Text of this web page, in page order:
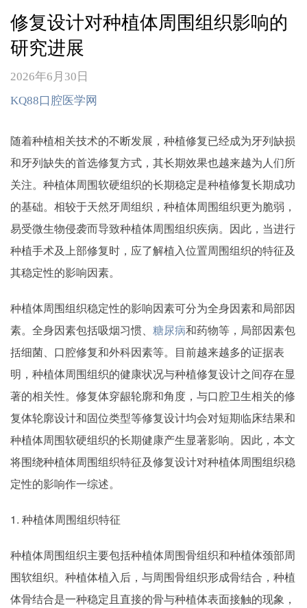
修复设计对种植体周围组织影响的
研究进展
2026年6月30日
KQ88口腔医学网
随着种植相关技术的不断发展，种植修复已经成为牙列缺损
和牙列缺失的首选修复方式，其长期效果也越来越为人们所
关注。种植体周围软硬组织的长期稳定是种植修复长期成功
的基础。相较于天然牙周组织，种植体周围组织更为脆弱，
易受微生物侵袭而导致种植体周围组织疾病。因此，当进行
种植手术及上部修复时，应了解植入位置周围组织的特征及
其稳定性的影响因素。
种植体周围组织稳定性的影响因素可分为全身因素和局部因
素。全身因素包括吸烟习惯、 糖尿病和药物等，局部因素包
括细菌、口腔修复和外科因素等。目前越来越多的证据表
明，种植体周围组织的健康状况与种植修复设计之间存在显
著的相关性。修复体穿龈轮廓和角度，与口腔卫生相关的修
复体轮廓设计和固位类型等修复设计均会对短期临床结果和
种植体周围软硬组织的长期健康产生显著影响。因此，本文
将围绕种植体周围组织特征及修复设计对种植体周围组织稳
定性的影响作一综述。
1. 种植体周围组织特征
种植体周围组织主要包括种植体周围骨组织和种植体颈部周
围软组织。种植体植入后，与周围骨组织形成骨结合，种植
体骨结合是一种稳定且直接的骨与种植体表面接触的现象，